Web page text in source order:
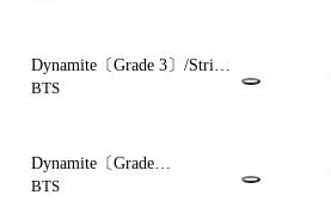
Dynamite〔Grade 3〕/String
Bass
BTS
Dynamite〔Grade
3〕/Percussion
BTS